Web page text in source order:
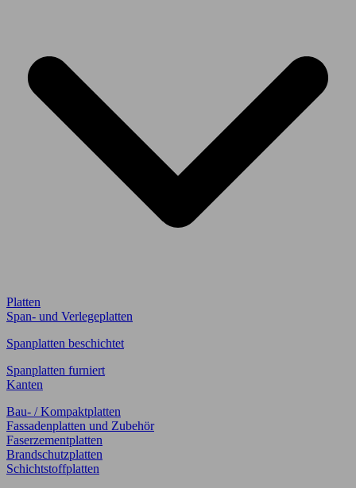
Platten
Span- und Verlegeplatten
Spanplatten beschichtet
Spanplatten furniert
Kanten
Bau- / Kompaktplatten
Fassadenplatten und Zubehör
Faserzementplatten
Brandschutzplatten
Schichtstoffplatten